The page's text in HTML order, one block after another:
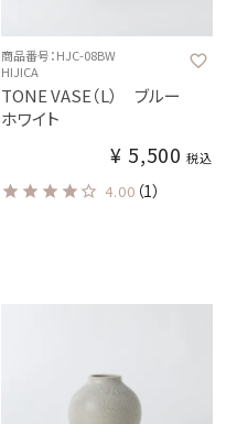
商品番号：HJC-08BW
HIJICA
TONE VASE（L） ブルー
ホワイト
¥ 5,500 税込
4.00 （1）